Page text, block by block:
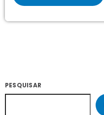
PESQUISAR